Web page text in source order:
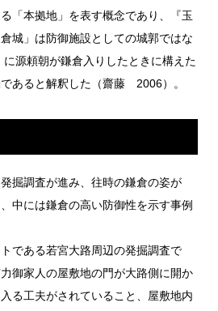
「本拠地」を表す概念であり、『玉
城」は防御施設としての城郭ではな
源頼朝が鎌倉入りしたときに構えた
であると解釈した（齋藤 2006）。
掘調査が進み、往時の鎌倉の姿が
中には鎌倉の高い防御性を示す事例
である若宮大路周辺の発掘調査で
御家人の屋敷地の門が大路側に開か
る工夫がされていること、屋敷地内